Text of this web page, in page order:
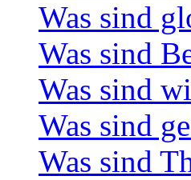
Was sind
Was sind
Was sind
Was sind
Was sind